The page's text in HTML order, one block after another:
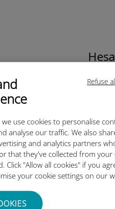
Refuse
use cookies to personalise
analyse our traffic. We also
and analytics partners
that they've collected from your
Click "Allow all cookies" if you
your cookie settings on our
veri
kontrol
bu kadar